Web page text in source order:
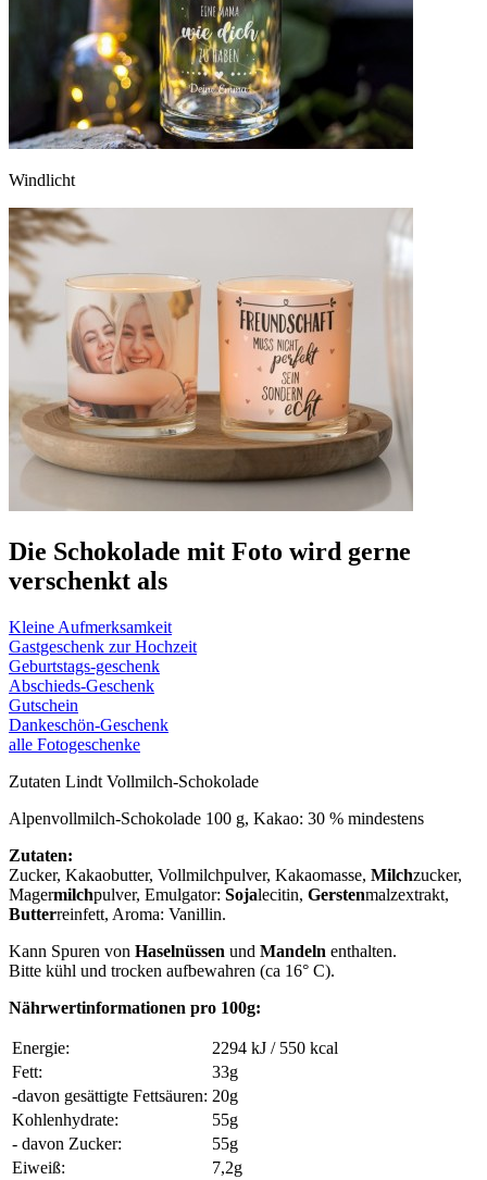
Windlicht
Die Schokolade mit Foto wird gerne
verschenkt als
Kleine Aufmerksamkeit
Gastgeschenk zur Hochzeit
Geburtstags-geschenk
Abschieds-Geschenk
Gutschein
Dankeschön-Geschenk
alle Fotogeschenke
Zutaten Lindt Vollmilch-Schokolade
Alpenvollmilch-Schokolade 100 g, Kakao: 30 % mindestens
Zutaten:
Zucker, Kakaobutter, Vollmilchpulver, Kakaomasse, Milchzucker,
Magermilchpulver, Emulgator: Sojalecitin, Gerstenmalzextrakt,
Butterreinfett, Aroma: Vanillin.
Kann Spuren von Haselnüssen und Mandeln enthalten.
Bitte kühl und trocken aufbewahren (ca 16° C).
Nährwertinformationen pro 100g:
Energie:
2294 kJ / 550 kcal
Fett:
33g
-davon gesättigte Fettsäuren: 20g
Kohlenhydrate:
55g
- davon Zucker:
55g
Eiweiß:
7,2g